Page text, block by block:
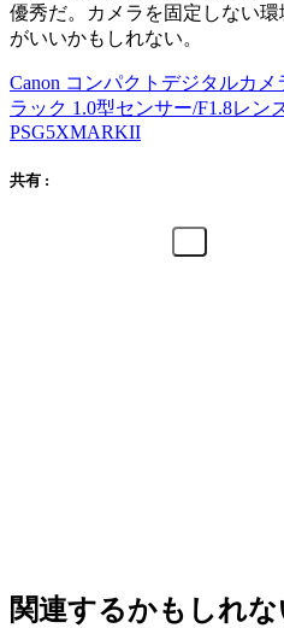
優秀だ。カメラを固定しない
がいいかもしれない。
Canon コンパクトデジタルカメ
ラック 1.0型センサー/F1.8レン
PSG5XMARKII
共有 :
関連するかもしれな